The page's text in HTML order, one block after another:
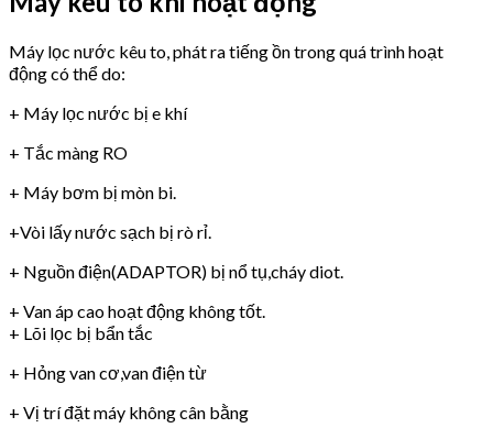
Máy lọc nước kêu to, phát ra tiếng ồn trong quá trình hoạt
động có thể do:
+ Máy lọc nước bị e khí
+ Tắc màng RO
+ Máy bơm bị mòn bi.
+Vòi lấy nước sạch bị rò rỉ.
+ Nguồn điện(ADAPTOR) bị nổ tụ,cháy diot.
+ Van áp cao hoạt động không tốt.
+ Lõi lọc bị bẩn tắc
+ Hỏng van cơ,van điện từ
+ Vị trí đặt máy không cân bằng